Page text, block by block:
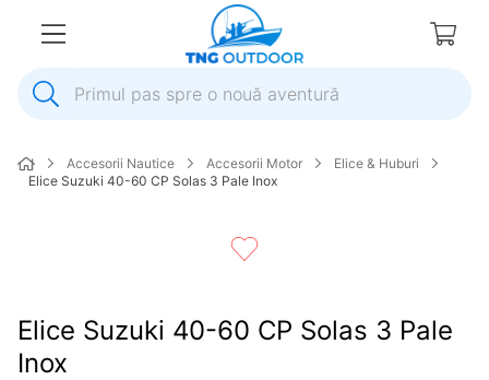
Primul pas spre o nouă aventură
2.
elice
6.
ancora
7
pompa apa
Accesorii Nautice Accesorii Motor
Elice & Huburi
Elice Suzuki 40-60 CP Solas 3 Pale Inox
Elice Suzuki 40-60 CP Solas 3 Pale
Inox